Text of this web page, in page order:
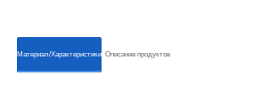
ㅤㅤМатериал/Характеристикиㅤㅤ ㅤㅤОписание продуктовㅤㅤ